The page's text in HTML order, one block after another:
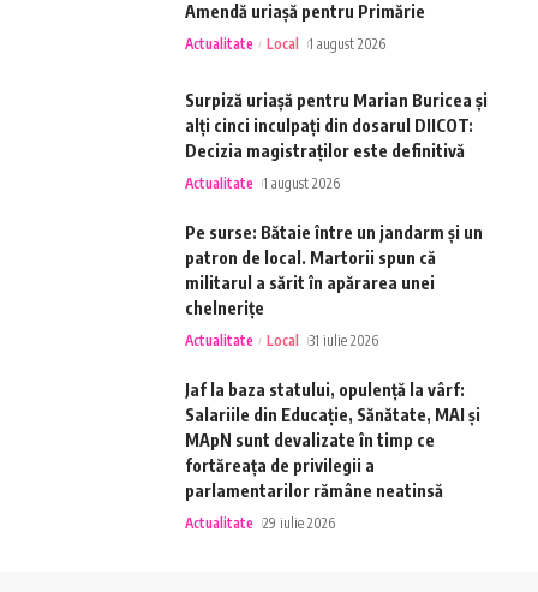
Amendă uriașă pentru Primărie
Actualitate Local 1 august 2026
Surpiză uriașă pentru Marian Buricea și
alți cinci inculpați din dosarul DIICOT:
Decizia magistraților este definitivă
Actualitate 1 august 2026
Pe surse: Bătaie între un jandarm și un
patron de local. Martorii spun că
militarul a sărit în apărarea unei
chelnerițe
Actualitate Local 31 iulie 2026
Jaf la baza statului, opulență la vârf:
Salariile din Educație, Sănătate, MAI și
MApN sunt devalizate în timp ce
fortăreața de privilegii a
parlamentarilor rămâne neatinsă
Actualitate 29 iulie 2026